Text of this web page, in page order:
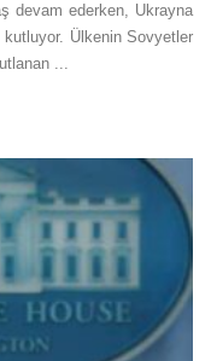
devam ederken, Ukrayna
kutluyor. Ülkenin Sovyetler
...